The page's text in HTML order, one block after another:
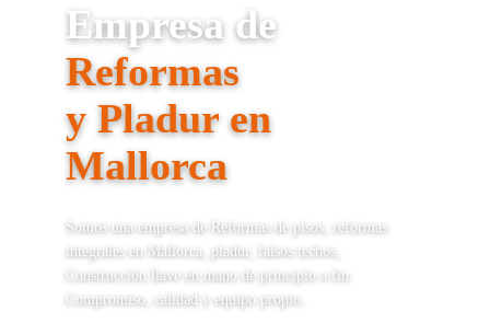
Empresa de
Reformas
y Pladur en
Mallorca
Somos una empresa de Reformas de pisos, reformas
integrales en Mallorca, pladur, falsos techos,
Construcción llave en mano de principio a fin.
Compromiso, calidad y equipo propio.